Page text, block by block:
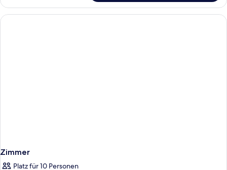
Einzelzimmer
(with
extra
Zimmer
Platz für 10 Personen